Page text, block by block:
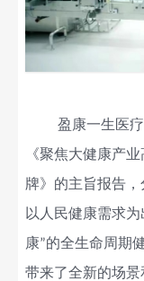
盈康一生医
《聚焦大健康产
牌》的主旨报告
以人民健康需求
康”的全生命周期
带来了全新的场